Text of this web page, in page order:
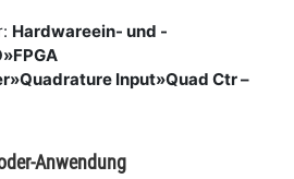
Hardwareein- und -
Input»Quad Ctr –
Anwendung